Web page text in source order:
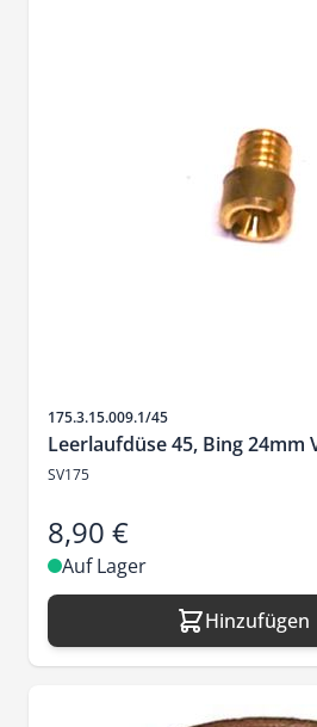
Artikelnr.
175.3.15.009.1/45
Leerlaufdüse 45, Bing 24mm
SV175
8,90 €
Auf Lager
Hinzufügen